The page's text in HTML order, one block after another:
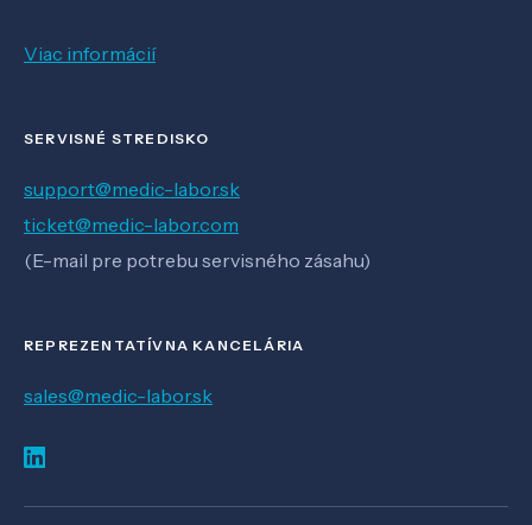
Viac informácií
SERVISNÉ STREDISKO
support@medic-labor.sk
ticket@medic-labor.com
(E-mail pre potrebu servisného zásahu)
REPREZENTATÍVNA KANCELÁRIA
sales@medic-labor.sk